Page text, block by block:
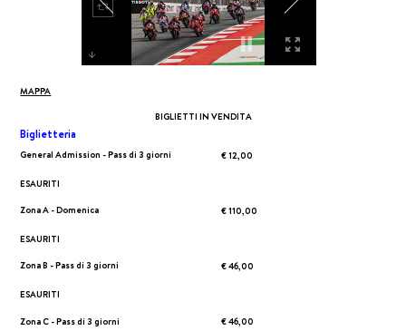
MAPPA
BIGLIETTI IN VENDITA
Biglietteria
General Admission - Pass di 3 giorni € 12,00
ESAURITI
Zona A - Domenica € 110,00
ESAURITI
Zona B - Pass di 3 giorni € 46,00
ESAURITI
Zona C - Pass di 3 giorni € 46,00